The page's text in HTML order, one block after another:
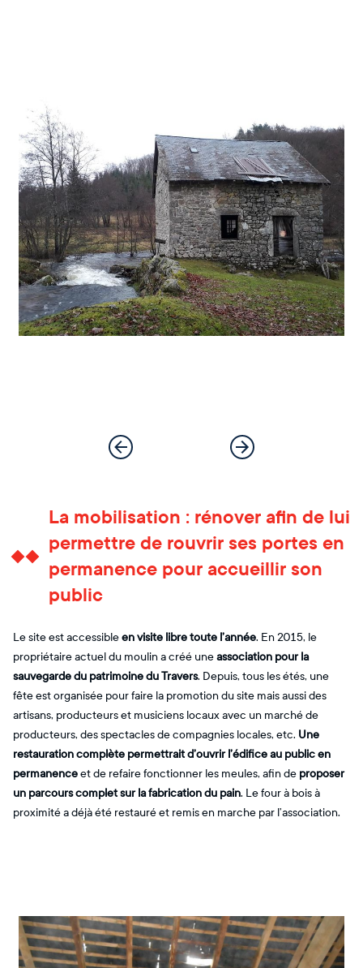
La mobilisation : rénover afin de lui
permettre de rouvrir ses portes en
permanence pour accueillir son
public
Le site est accessibleen visite libre toute l’année. En 2015, le
propriétaire actuel du moulin a créé uneassociation pour la
sauvegarde du patrimoine du Travers. Depuis, tous les étés, une
fête est organisée pour faire la promotion du site mais aussi des
artisans, producteurs et musiciens locaux avec un marché de
producteurs, des spectacles de compagnies locales, etc. Une
restauration complète permettrait d’ouvrir l’édifice au public en
permanenceet de refaire fonctionner les meules, afin de proposer
un parcours complet sur la fabrication du pain. Le four à bois à
proximité a déjà été restauré et remis en marche par l’association.